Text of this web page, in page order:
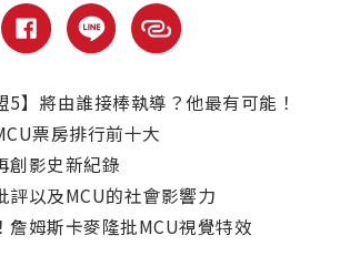
5】將由誰接棒執導？他最有可能！
票房排行前十大
創影史新紀錄
評以及MCU的社會影響力
詹姆斯卡麥隆批MCU視覺特效